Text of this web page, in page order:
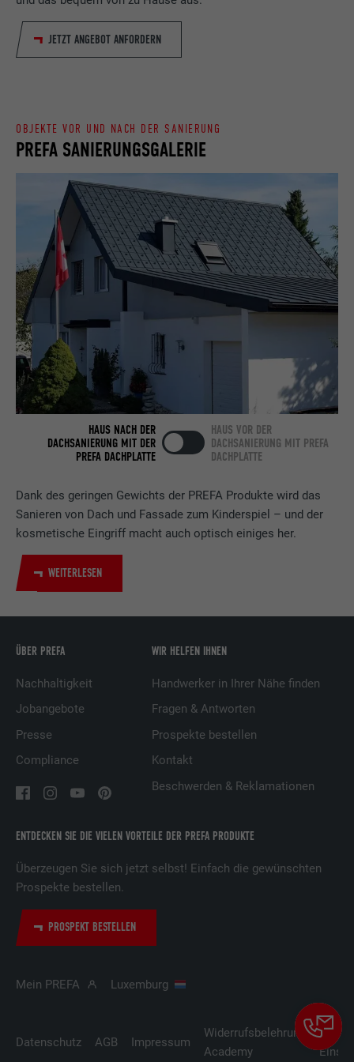
JETZT ANGEBOT ANFORDERN
Dank des geringen Gewichts der PREFA Produkte wird das
Sanieren von Dach und Fassade zum Kinderspiel – und der
kosmetische Eingriff macht auch optisch einiges her.
WEITERLESEN
PREFA SANIERUNGSGALERIE
OBJEKTE VOR UND NACH DER SANIERUNG
HAUS NACH DER
DACHSANIERUNG MIT DER
PREFA DACHPLATTE
HAUS VOR DER
DACHSANIERUNG MIT PREFA
DACHPLATTE
ENTDECKEN SIE DIE VIELEN VORTEILE DER PREFA PRODUKTE
Überzeugen Sie sich jetzt selbst! Einfach die gewünschten
Prospekte bestellen.
PROSPEKT BESTELLEN
ÜBER PREFA
Nachhaltigkeit
Jobangebote
Presse
Compliance
WIR HELFEN IHNEN
Handwerker in Ihrer Nähe finden
Fragen & Antworten
Prospekte bestellen
Kontakt
Beschwerden & Reklamationen
Mein PREFA Luxemburg
Datenschutz AGB Impressum
Widerrufsbelehrung
Academy
uns"-Fenster enthält.
Anbieter LinkedIn
Laufzeit 2 Jahre
Zweck
Verwendet vom Social-Networking-Dienst
LinkedIn für die Verfolgung der
Verwendung von eingebetteten
Dienstleistungen.
bscookie
Anbieter LinkedIn
Laufzeit 2 Jahre
Zweck
LinkedIn für die Verfolgung der
Verwendung von eingebetteten
UserMatchHistory
Laufzeit 29 Tage
mehreren Webseiten zu verfolgen, um
Präferenzen des Besuchers zu
präsentieren.
Name
Anbieter LinkedIn
Zweck
Verwendet vom Social-Networking-Dienst
LinkedIn für die Verfolgung der
Dienstleistungen.
Laufzeit 1 Jahr